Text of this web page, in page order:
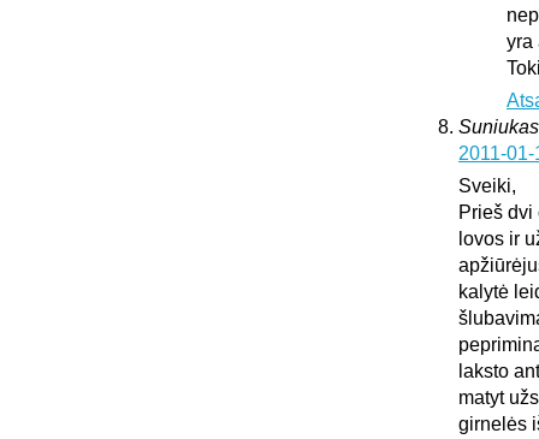
yra
2011-
Sveiki,
Prieš
lovos ir
kalytė
laksto
matyt
girnelės